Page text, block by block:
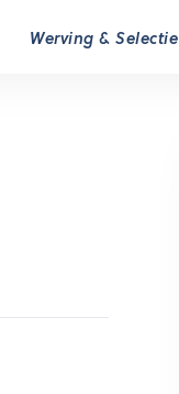
Werving & Selectie